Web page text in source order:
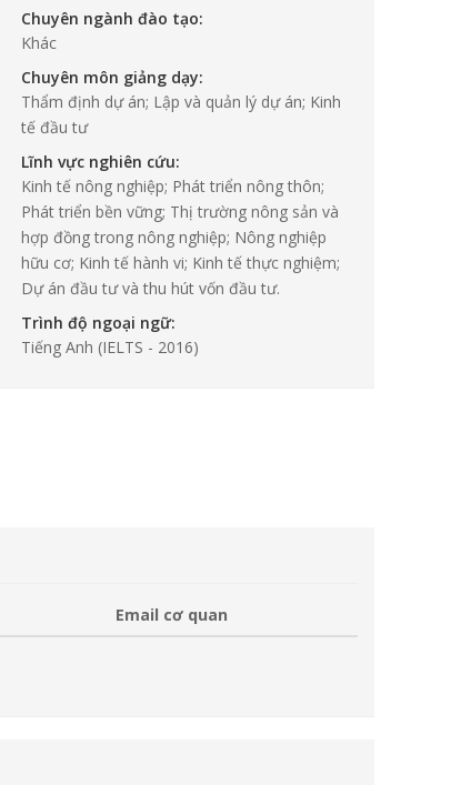
Chuyên ngành đào tạo:
Khác
Chuyên môn giảng dạy:
Thẩm định dự án; Lập và quản lý dự án; Kinh
tế đầu tư
Lĩnh vực nghiên cứu:
Kinh tế nông nghiệp; Phát triển nông thôn;
Phát triển bền vững; Thị trường nông sản và
hợp đồng trong nông nghiệp; Nông nghiệp
hữu cơ; Kinh tế hành vi; Kinh tế thực nghiệm;
Dự án đầu tư và thu hút vốn đầu tư.
Trình độ ngoại ngữ:
Tiếng Anh (IELTS - 2016)
Email cơ quan